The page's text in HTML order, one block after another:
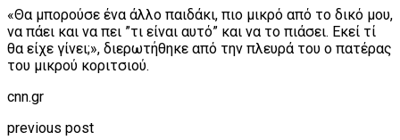
«Θα μπορούσε ένα άλλο παιδάκι, πιο μικρό από το δικό μου,
να πάει και να πει ”τι είναι αυτό” και να το πιάσει. Εκεί τί
θα είχε γίνει;», διερωτήθηκε από την πλευρά του ο πατέρας
του μικρού κοριτσιού.
cnn.gr
previous post